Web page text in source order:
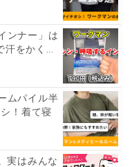
ンナー」は
をかく...
ムパイル半
！着て寝
実はみんな